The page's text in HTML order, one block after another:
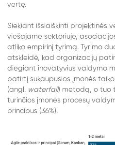
vertę.
Siekiant išsiaiškinti projektinės
viešajame sektoriuje,
atliko empirinį tyrimą. Tyrimo
atskleidė, kad organizacijų
diegiant inovatyvius valdymo
patirtį sukaupusios įmonės taiko
(angl. waterfall) metodą, o tuo
turinčios įmonės procesų
principus (36%).